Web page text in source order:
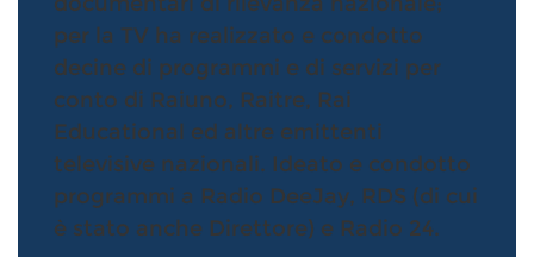
per la TV ha realizzato e condotto
decine di programmi e di servizi per
conto di Raiuno, Raitre, Rai
Educational ed altre emittenti
televisive nazionali. Ideato e condotto
programmi a Radio DeeJay, RDS (di cui
è stato anche Direttore) e Radio 24.